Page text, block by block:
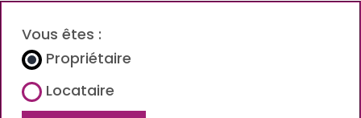
Vous êtes :
Propriétaire
Locataire